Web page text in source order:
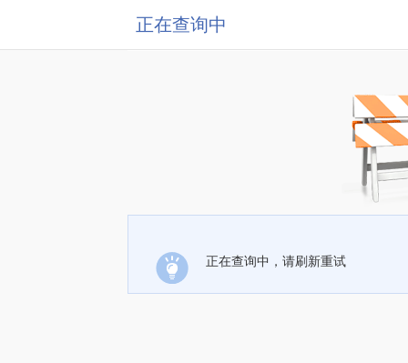
正在查询中
正在查询中，请刷新重试